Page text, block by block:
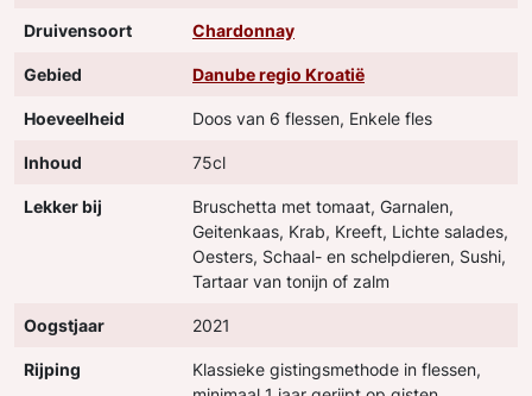
Druivensoort Chardonnay
Gebied Danube regio Kroatië
Hoeveelheid Doos van 6 flessen, Enkele fles
Inhoud 75cl
Lekker bij
Bruschetta met tomaat, Garnalen,
Geitenkaas, Krab, Kreeft, Lichte salades,
Oesters, Schaal- en schelpdieren, Sushi,
Tartaar van tonijn of zalm
Oogstjaar 2021
Rijping
Klassieke gistingsmethode in flessen,